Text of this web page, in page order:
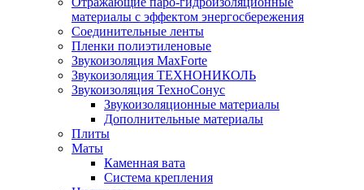
материалы с эффектом энергосбережения
Соединительные ленты
Пленки полиэтиленовые
Звукоизоляция MaxForte
Звукоизоляция ТЕХНОНИКОЛЬ
Звукоизоляция ТехноСонус
Звукоизоляционные материалы
Дополнительные материалы
Плиты
Маты
Каменная вата
Система крепления